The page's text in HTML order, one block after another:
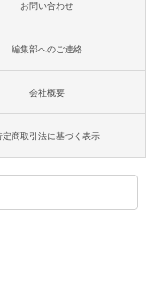
お問い合わせ
編集部へのご連絡
会社概要
定商取引法に基づく表示